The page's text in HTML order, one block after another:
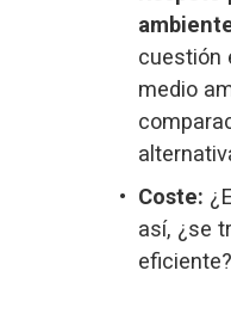
cuestión
medio
Coste:
así, ¿se